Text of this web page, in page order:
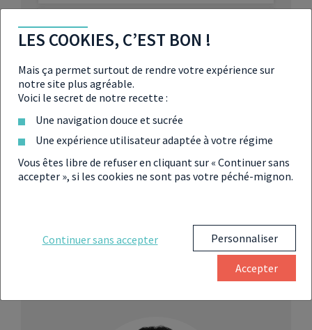
n’empêche-t-il pas la flambée des
loyers ?
Coupe du monde de rugby : explosion du
prix des locations saisonnières !
L’encadrement des loyers validé pour
Grenoble et le Pays basque
Partager
LES COOKIES, C’EST BON !
Mais ça permet surtout de rendre votre expérience sur
notre site plus agréable.
Voici le secret de notre recette :
Une navigation douce et sucrée
Une expérience utilisateur adaptée à votre régime
Vous êtes libre de refuser en cliquant sur « Continuer sans
accepter », si les cookies ne sont pas votre péché-mignon.
Continuer sans accepter Personnaliser
Accepter